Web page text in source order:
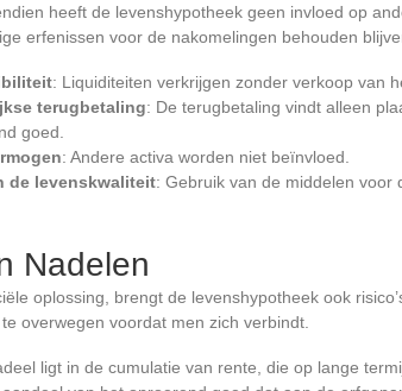
heeft de levenshypotheek geen invloed op
erfenissen voor de nakomelingen behouden
: Liquiditeiten verkrijgen zonder verkoop van
terugbetaling: De terugbetaling vindt alleen
goed.
: Andere activa worden niet beïnvloed.
de levenskwaliteit: Gebruik van de middelen voor
Nadelen
oplossing, brengt de levenshypotheek ook
overwegen voordat men zich verbindt.
ligt in de cumulatie van rente, die op lange